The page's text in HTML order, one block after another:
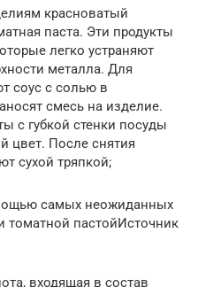
красноватый
паста. Эти продукты
легко устраняют
металла. Для
соус с солью в
смесь на изделие.
с губкой стенки посуды
цвет. После снятия
сухой тряпкой;
самых неожиданных
томатной пастойИсточник
входящая в состав